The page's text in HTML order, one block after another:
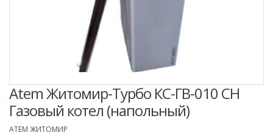
Atem Житомир-Турбо КС-ГВ-010 СН
Газовый котел (напольный)
ATEM ЖИТОМИР